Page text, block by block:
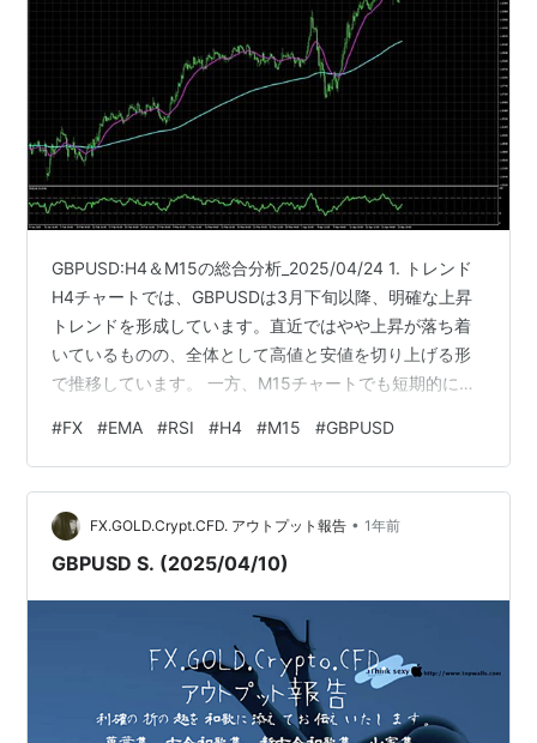
GBPUSD:H4＆M15の総合分析_2025/04/24 1. トレンド
H4チャートでは、GBPUSDは3月下旬以降、明確な上昇
トレンドを形成しています。直近ではやや上昇が落ち着
いているものの、全体として高値と安値を切り上げる形
で推移しています。 一方、M15チャートでも短期的に底
です。 2. EMA20とEMA200の位置関係 H4ではEMA20が
EMA200の上に位置し、長期の上昇基調を支えていま
す。ローソク足もEMA20の上にあり、強気継続と判断で
きます。 M15でも直近でゴールデンクロス（EMA20が
EMA200を上抜け）が発生し、…
#FX #EMA #RSI #H4 #M15 #GBPUSD
FX.GOLD.Crypt.CFD. アウトプット報告 • 1年前
GBPUSD S. (2025/04/10)